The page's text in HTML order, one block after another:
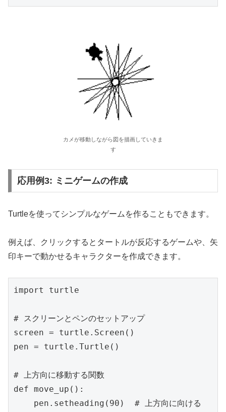
カメが移動しながら図を描画していきま
す
応用例3: ミニゲームの作成
Turtleを使ってシンプルなゲームを作ることもできます。
例えば、クリックするとタートルが反応するゲームや、矢
印キーで動かせるキャラクターを作成できます。
import turtle
# スクリーンとペンのセットアップ
screen = turtle.Screen()
pen = turtle.Turtle()
# 上方向に移動する関数
def move_up():
    pen.setheading(90)  # 上方向に向ける